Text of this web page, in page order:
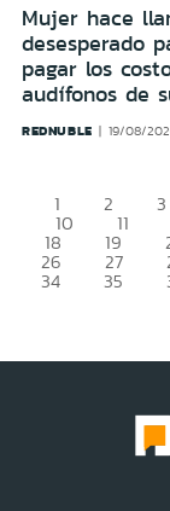
Mujer hace
desesperado
pagar los
audífonos de
REDNUBLE 19/08/
1 2 3
10 11
18 19
26 27
34 35